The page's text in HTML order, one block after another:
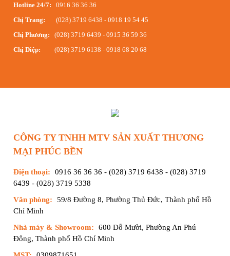
Hotline 24/7:
0916 36 36 36
Chị Trang:
(028) 3719 6438 - 0918 19 54 45
Chị Phương:
(028) 3719 6439 - 0915 36 59 36
Chị Diệp:
(028) 3719 6138 - 0918 68 20 68
CÔNG TY TNHH MTV SẢN XUẤT THƯƠNG
MẠI PHÚC BỀN
Điện thoại: 0916 36 36 36 - (028) 3719 6438 - (028) 3719
6439 - (028) 3719 5338
Văn phòng:
59/8 Đường 8, Phường Thủ Đức, Thành phố Hồ
Chí Minh
Nhà máy & Showroom:
600 Đỗ Mười, Phường An Phú
Đông, Thành phố Hồ Chí Minh